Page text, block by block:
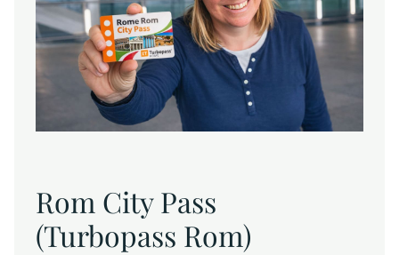
Rom City Pass
(Turbopass Rom)